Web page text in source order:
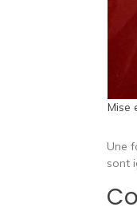
Mise
Une
sont